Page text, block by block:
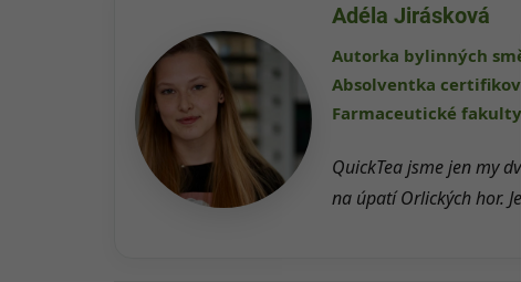
Adéla Jirásková
Autorka bylinných
Absolventka
Farmaceutické
QuickTea jsme jen my
na úpatí Orlických hor.